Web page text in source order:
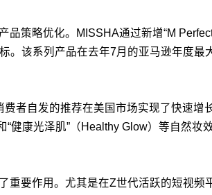
策略优化。MISSHA通过新增“M
。该系列产品在去年7月的亚马逊年度
者自发的推荐在美国市场实现了快速
健康光泽肌”（Healthy Glow）等自然
要作用。尤其是在Z世代活跃的短视